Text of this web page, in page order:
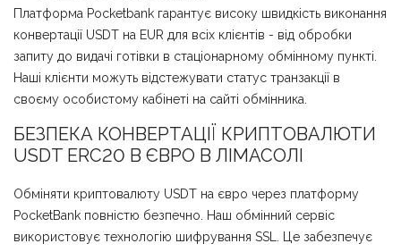
Платформа Pocketbank гарантує високу швидкість виконання
конвертації USDT на EUR для всіх клієнтів - від обробки
запиту до видачі готівки в стаціонарному обмінному пункті.
Наші клієнти можуть відстежувати статус транзакції в
своєму особистому кабінеті на сайті обмінника.
БЕЗПЕКА КОНВЕРТАЦІЇ КРИПТОВАЛЮТИ
USDT ERC20 В ЄВРО В ЛІМАСОЛІ
Обміняти криптовалюту USDT на євро через платформу
PocketBank повністю безпечно. Наш обмінний сервіс
використовує технологію шифрування SSL. Це забезпечує